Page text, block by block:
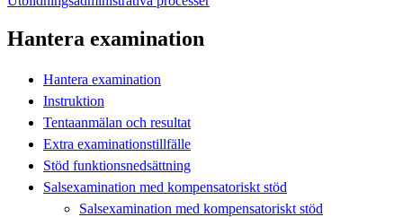
Hantera examination
Hantera examination
Instruktion
Tentaanmälan och resultat
Extra examinationstillfälle
Stöd funktionsnedsättning
Salsexamination med kompensatoriskt stöd
Salsexamination med kompensatoriskt stöd